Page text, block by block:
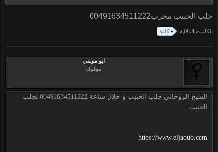
جلب الحبيب مجرب00491634511222
الكلمات الدلالية: كلمة
ابو موسي
موقوف
الشيخ الروحاني جلب الحبيب و خلال ساعة 00491634511222 لجلب
الحبيب
https://www.eljnoub.com